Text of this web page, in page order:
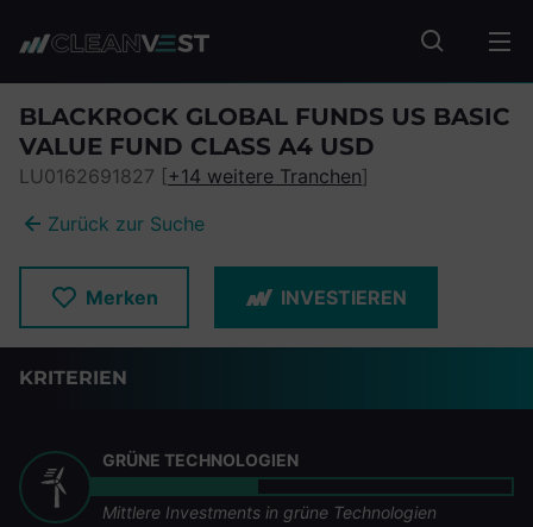
Fonds
BLACKROCK GLOBAL FUNDS US BASIC
VALUE FUND CLASS A4 USD
LU0162691827 [+14 weitere Tranchen]
Zurück zur Suche
Merken INVESTIEREN
KRITERIEN
GRÜNE TECHNOLOGIEN
Mittlere Investments in grüne Technologien